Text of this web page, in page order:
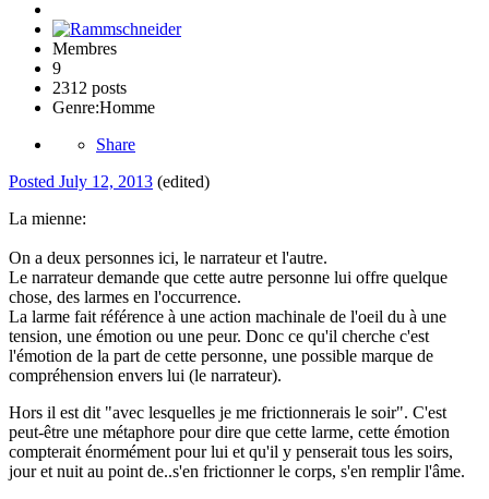
Membres
9
2312 posts
Genre:Homme
Share
Posted July 12, 2013 (edited)
La mienne:
On a deux personnes ici, le narrateur et l'autre.
Le narrateur demande que cette autre personne lui offre quelque
chose, des larmes en l'occurrence.
La larme fait référence à une action machinale de l'oeil du à une
tension, une émotion ou une peur. Donc ce qu'il cherche c'est
l'émotion de la part de cette personne, une possible marque de
compréhension envers lui (le narrateur).
Hors il est dit "avec lesquelles je me frictionnerais le soir". C'est
peut-être une métaphore pour dire que cette larme, cette émotion
compterait énormément pour lui et qu'il y penserait tous les soirs,
jour et nuit au point de..s'en frictionner le corps, s'en remplir l'âme.